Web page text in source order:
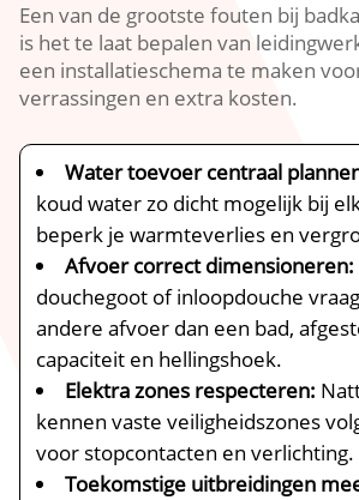
Een van de grootste fouten bij
is het te laat bepalen van
een installatieschema te maken
verrassingen en extra kosten.​
Water toevoer centraal
koud water zo dicht mogelijk bij
beperk je warmteverlies en
Afvoer correct dimensioneren:
douchegoot of inloopdouche
andere afvoer dan een bad,
capaciteit en hellingshoek.​
Elektra zones respecteren:
kennen vaste veiligheidszones
voor stopcontacten en verlichting.​
Toekomstige uitbreidingen